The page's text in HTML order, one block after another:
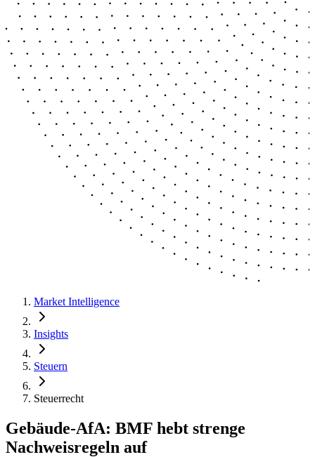
Market Intelligence
Insights
Steuern
Steuerrecht
Gebäude-AfA: BMF hebt strenge
Nachweisregeln auf